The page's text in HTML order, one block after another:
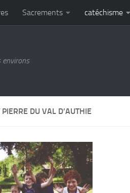
Sacrements catéchisme
environs
DU VAL D’AUTHIE